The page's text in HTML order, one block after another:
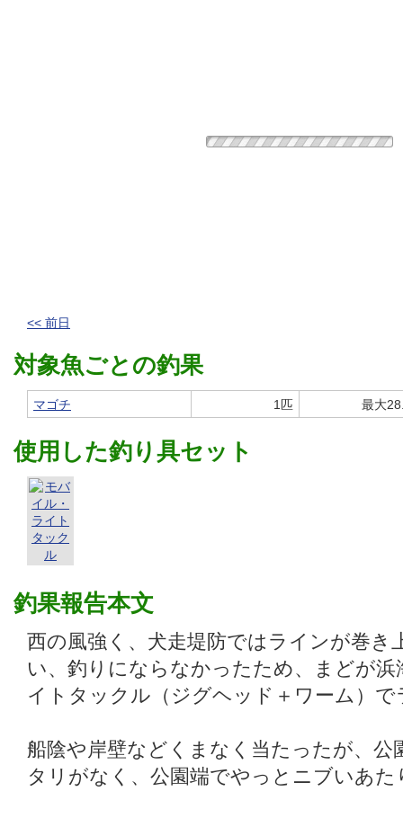
<< 前日
対象魚ごとの釣果
マゴチ 1匹 最大
使用した釣り具セット
釣果報告本文
西の風強く、犬走堤防ではラインが巻き
い、釣りにならなかったため、まどが浜
イトタックル（ジグヘッド＋ワーム）で
船陰や岸壁などくまなく当たったが、公
タリがなく、公園端でやっとニブいあた